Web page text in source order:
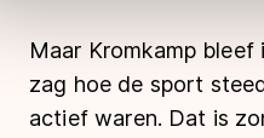
Maar Kromkamp bleef
zag hoe de sport
actief waren. Dat is